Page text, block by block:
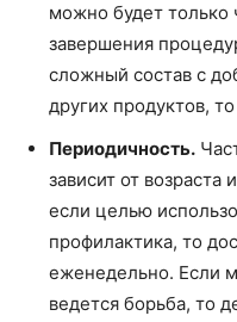
можно будет только
завершения
сложный состав с
других продуктов,
Периодичность.
зависит от возраста
если целью
профилактика, то
еженедельно. Если
ведется борьба, то